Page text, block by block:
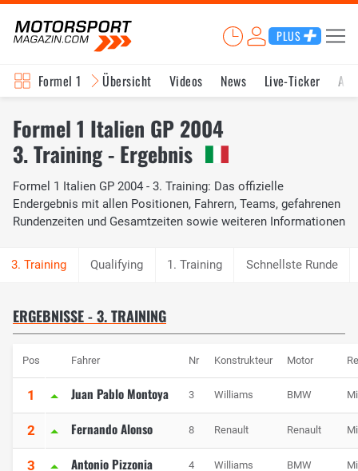
PLUS
Formel 1 Übersicht Videos News Live-Ticker
Formel 1 Italien GP 2004
3. Training - Ergebnis
Formel 1 Italien GP 2004 - 3. Training: Das offizielle
Endergebnis mit allen Positionen, Fahrern, Teams, gefahrenen
Rundenzeiten und Gesamtzeiten sowie weiteren Informationen
Qualifying 1. Training Schnellste Runde
ERGEBNISSE - 3. TRAINING
Pos Fahrer Nr Konstrukteur Motor
1 Juan Pablo Montoya 3 Williams BMW
2 Fernando Alonso 8 Renault Renault
3 Antonio Pizzonia 4 Williams BMW